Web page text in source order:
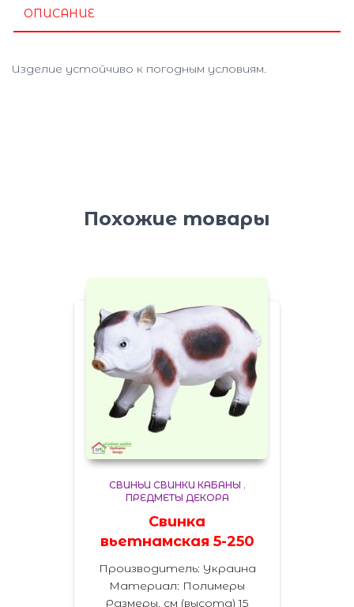
ОПИСАНИЕ
Изделие устойчиво к погодным условиям.
Похожие товары
СВИНЬИ СВИНКИ КАБАНЫ ,
ПРЕДМЕТЫ ДЕКОРА
Свинка
вьетнамская 5-250
Производитель: Украина
Материал: Полимеры
Размеры, см (высота) 15